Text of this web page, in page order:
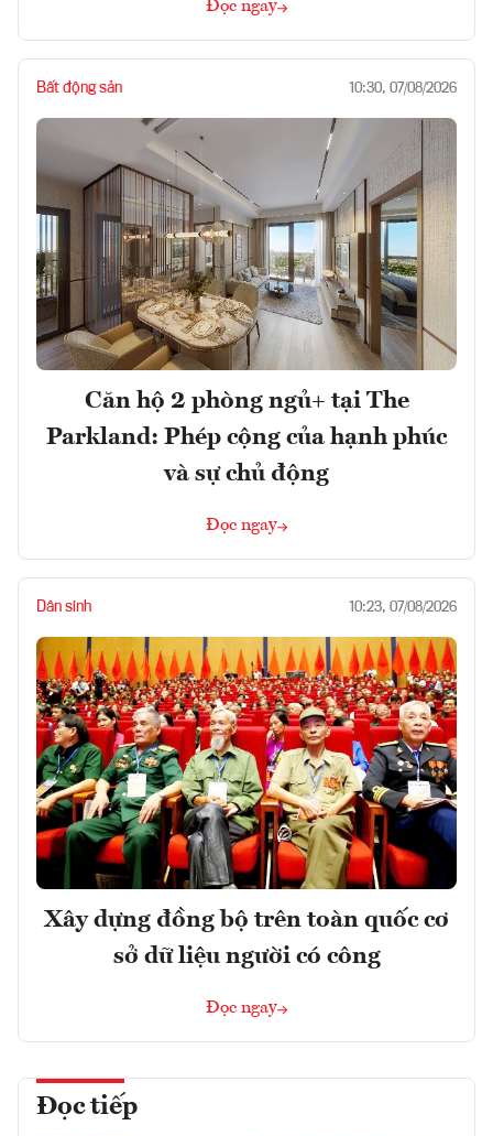
Đọc ngay
Bất động sản 10:30, 07/08/2026
Căn hộ 2 phòng ngủ+ tại The
Parkland: Phép cộng của hạnh phúc
và sự chủ động
Đọc ngay
Dân sinh 10:23, 07/08/2026
Xây dựng đồng bộ trên toàn quốc cơ
sở dữ liệu người có công
Đọc ngay
Đọc tiếp